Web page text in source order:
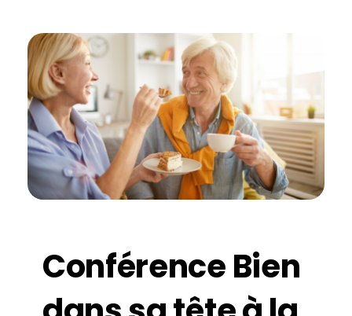
Conférence Bien